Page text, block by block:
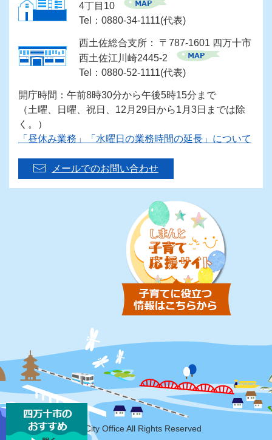
4丁目10
Tel：0880-34-1111(代表)
西土佐総合支所： 〒787-1601 四万十市
西土佐江川崎2445-2
Tel：0880-52-1111(代表)
開庁時間：午前8時30分から午後5時15分まで
（土曜、日曜、祝日、12月29日から1月3日までは除
く。）
「昼休み業務」「水曜日の業務時間の延長」について
メールでのお問い合わせ
Copyright Shimanto-City Office All Rights Reserved